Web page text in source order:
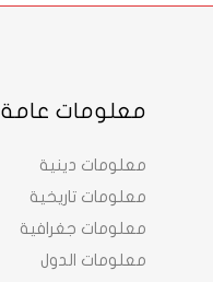
معلومات عامة
معلومات دينية
معلومات تاريخية
معلومات جغرافية
معلومات الدول